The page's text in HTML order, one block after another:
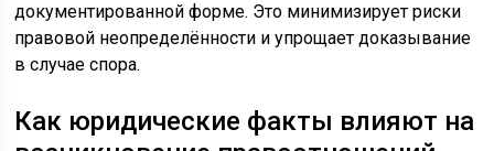
документированной форме. Это минимизирует риски
правовой неопределённости и упрощает доказывание
в случае спора.
Как юридические факты влияют на